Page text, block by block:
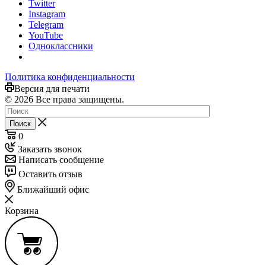
Twitter
Instagram
Telegram
YouTube
Одноклассники
Политика конфиденциальности
Версия для печати
© 2026 Все права защищены.
Поиск
0
Заказать звонок
Написать сообщение
Оставить отзыв
Ближайший офис
Корзина